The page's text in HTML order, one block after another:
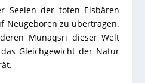
Seelen der toten Eisbären
Neugeboren zu übertragen.
Munaqsri dieser Welt
Gleichgewicht der Natur